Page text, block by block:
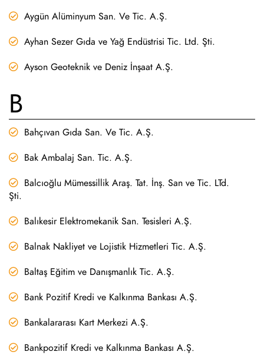
Aygün Alüminyum San. Ve Tic. A.Ş.
Ayhan Sezer Gıda ve Yağ Endüstrisi Tic. Ltd. Şti.
Ayson Geoteknik ve Deniz İnşaat A.Ş.
B
Bahçıvan Gıda San. Ve Tic. A.Ş.
Bak Ambalaj San. Tic. A.Ş.
Balcıoğlu Mümessillik Araş. Tat. İnş. San ve Tic. LTd.
Şti.
Balıkesir Elektromekanik San. Tesisleri A.Ş.
Balnak Nakliyet ve Lojistik Hizmetleri Tic. A.Ş.
Baltaş Eğitim ve Danışmanlık Tic. A.Ş.
Bank Pozitif Kredi ve Kalkınma Bankası A.Ş.
Bankalararası Kart Merkezi A.Ş.
Bankpozitif Kredi ve Kalkınma Bankası A.Ş.